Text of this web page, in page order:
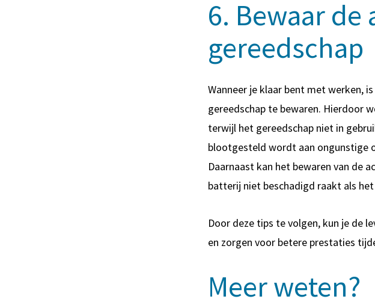
6. Bewaar de
gereedschap
Wanneer je klaar bent met werken,
gereedschap te bewaren. Hierdoor
terwijl het gereedschap niet in
blootgesteld wordt aan ongunstige
Daarnaast kan het bewaren van de
batterij niet beschadigd raakt als
Door deze tips te volgen, kun je de
en zorgen voor betere prestaties
Meer weten?